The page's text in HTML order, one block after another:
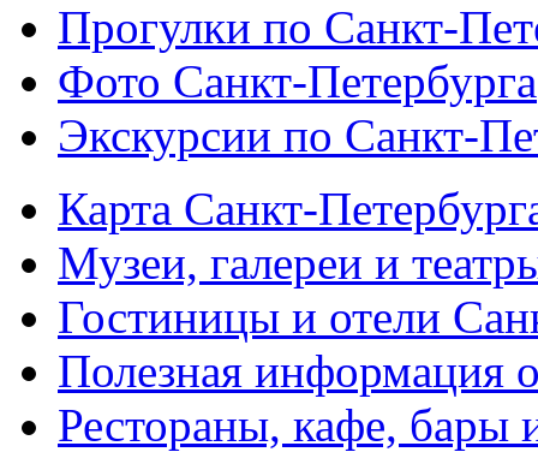
Прогулки по Санкт-
Фото Санкт-Петербурга
Экскурсии по Санкт-
Карта Санкт-
Музеи, галереи и
Гостиницы и отели
Полезная информация
Рестораны, кафе, бары